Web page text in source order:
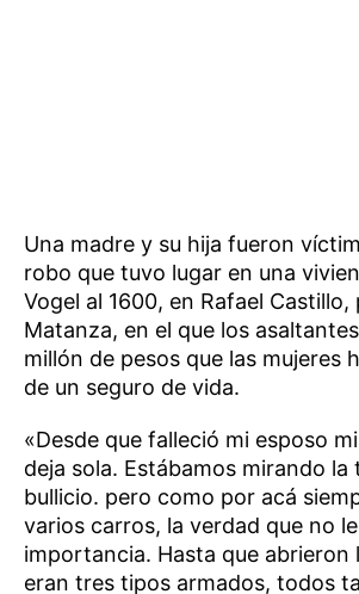
Una madre y su hija fueron
robo que tuvo lugar en una
Vogel al 1600, en Rafael
Matanza, en el que los
millón de pesos que las mujeres
de un seguro de vida.
«Desde que falleció mi esposo
deja sola. Estábamos mirando la
bullicio. pero como por acá
varios carros, la verdad que no
importancia. Hasta que abrieron
eran tres tipos armados, todos